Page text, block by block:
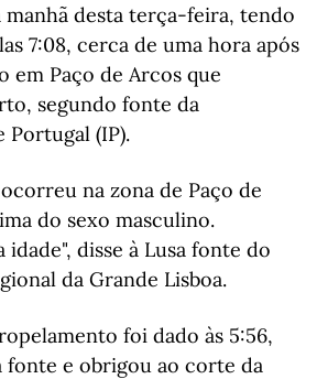
manhã desta terça-feira, tendo
7:08, cerca de uma hora após
em Paço de Arcos que
segundo fonte da
Portugal (IP).
na zona de Paço de
do sexo masculino.
idade", disse à Lusa fonte do
da Grande Lisboa.
foi dado às 5:56,
fonte e obrigou ao corte da